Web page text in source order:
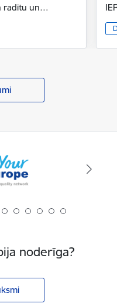
radītu un…
noderīga?